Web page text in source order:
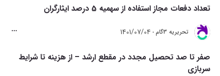
تعداد دفعات مجاز استفاده از سهمیه 5 درصد ایثارگران
تحريريه 3گام 1401/07/04
صفر تا صد تحصیل مجدد در مقطع ارشد – از هزینه تا شرایط
سربازی